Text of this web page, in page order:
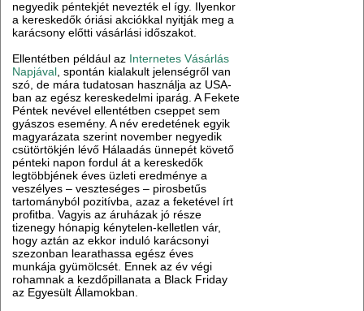
negyedik péntekjét nevezték el így. Ilyenkor
a kereskedők óriási akciókkal nyitják meg a
karácsony előtti vásárlási időszakot.
Ellentétben például az Internetes Vásárlás
Napjával , spontán kialakult jelenségről van
szó, de mára tudatosan használja az USA-
ban az egész kereskedelmi iparág. A Fekete
Péntek nevével ellentétben cseppet sem
gyászos esemény. A név eredetének egyik
magyarázata szerint november negyedik
csütörtökjén lévő Hálaadás ünnepét követő
pénteki napon fordul át a kereskedők
legtöbbjének éves üzleti eredménye a
veszélyes – veszteséges – pirosbetűs
tartományból pozitívba, azaz a feketével írt
profitba. Vagyis az áruházak jó része
tizenegy hónapig kénytelen-kelletlen vár,
hogy aztán az ekkor induló karácsonyi
szezonban learathassa egész éves
munkája gyümölcsét. Ennek az év végi
rohamnak a kezdőpillanata a Black Friday
az Egyesült Államokban.